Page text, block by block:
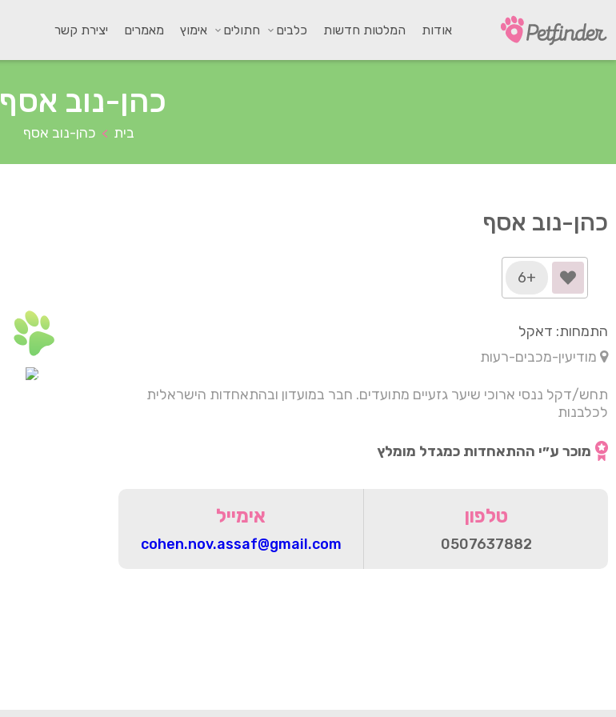
אודות המלטות חדשות כלבים חתולים אימוץ מאמרים יצירת קשר
כהן-נוב אסף
בית > כהן-נוב אסף
כהן-נוב אסף
+6
התמחות: דאקל
מודיעין-מכבים-רעות
תחש/דקל ננסי ארוכי שיער גזעיים מתועדים. חבר במועדון ובהתאחדות הישראלית
לכלבנות
מוכר ע״י ההתאחדות כמגדל מומלץ
טלפון
0507637882
אימייל
cohen.nov.assaf@gmail.com